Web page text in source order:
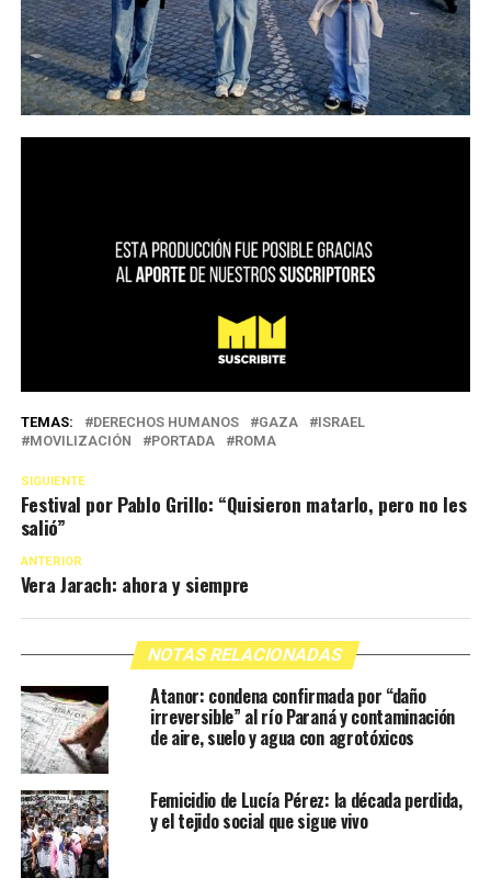
TEMAS: DERECHOS HUMANOS GAZA
ISRAEL
MOVILIZACIÓN
PORTADA ROMA
SIGUIENTE
Festival por Pablo Grillo: “Quisieron matarlo, pero no les
salió”
ANTERIOR
Vera Jarach: ahora y siempre
NOTAS RELACIONADAS
Atanor: condena confirmada por “daño
irreversible” al río Paraná y contaminación
de aire, suelo y agua con agrotóxicos
Femicidio de Lucía Pérez: la década perdida,
y el tejido social que sigue vivo